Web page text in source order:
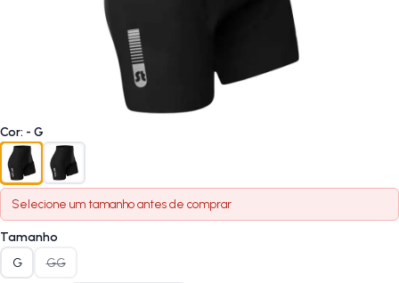
Cor: - G
Selecione um tamanho antes de comprar
Tamanho
G
GG